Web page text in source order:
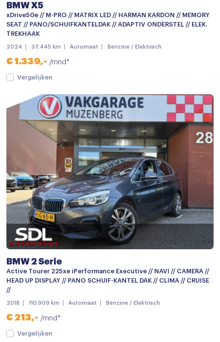
Keyless entry
keyless entry
Koplampen adaptief
Koplampen adaptief
Koplampen adaptief
LED achterlichten
LED dagrijverlichting
LED koplampen
led Koplampen
LED koplampen adaptief
Lichtmetalen velgen
Metaalkleur
Mistlampen
Mistlampen voor
Panoramadak
Parkeer assistent
Parkeersensor achter
BMW X5
xDrive50e // M-PRO // MATRIX LED // HARMAN KARDON // MEMORY
SEAT // PANO/SCHUIFKANTELDAK // ADAPTIV ONDERSTEL // ELEK.
TREKHAAK
2024 37.445 km Automaat Benzine / Elektrisch
€ 1.339,- /mnd*
Vergelijken
BMW 2 Serie
Active Tourer 225xe iPerformance Executive // NAVI // CAMERA //
HEAD UP DISPLAY // PANO SCHUIF-KANTEL DAK // CLIMA // CRUISE
//
2018 110.909 km Automaat Benzine / Elektrisch
€ 213,- /mnd*
Vergelijken